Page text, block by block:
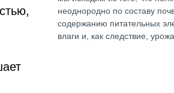
неоднородно по составу
содержанию питательных
влаги и, как следствие,